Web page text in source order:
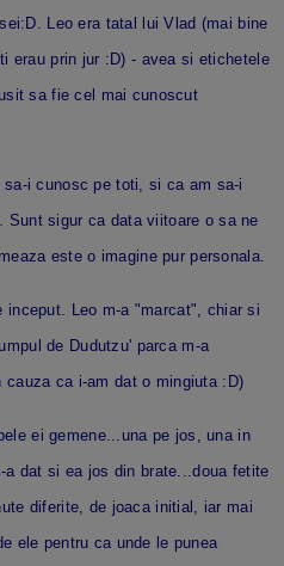
Leo era tatal lui Vlad (mai bine
erau prin jur :D) - avea si etichetele
sa fie cel mai cunoscut
i cunosc pe toti, si ca am sa-i
sigur ca data viitoare o sa ne
este o imagine pur personala.
inceput. Leo m-a "marcat", chiar si
de Dudutzu' parca m-a
ca i-am dat o mingiuta :D)
ei gemene...una pe jos, una in
dat si ea jos din brate...doua fetite
diferite, de joaca initial, iar mai
ele pentru ca unde le punea